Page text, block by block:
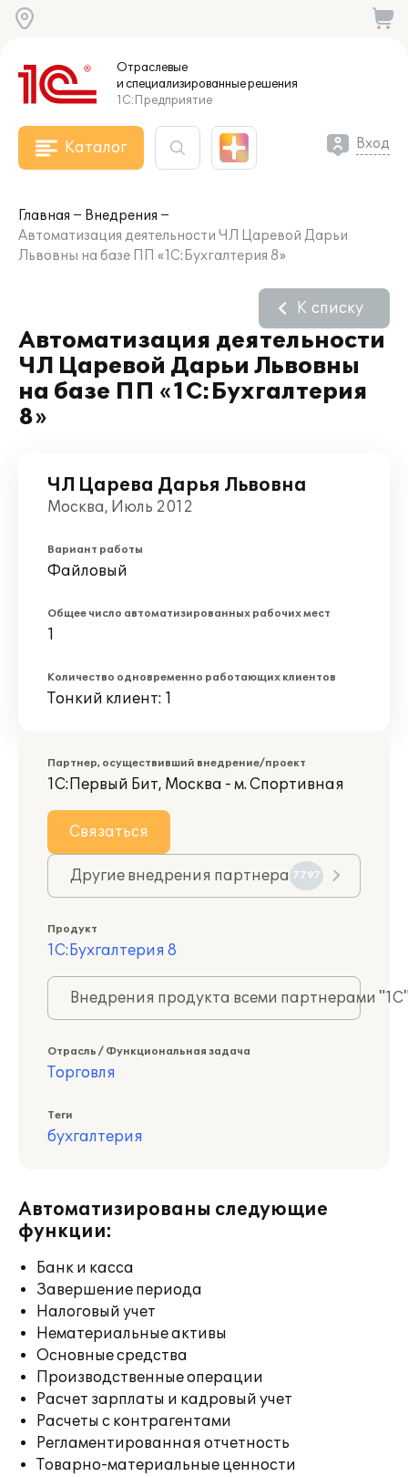
Отраслевые
и специализированныерешения
1С:Предприятие
Каталог Вход
Главная
Внедрения
Автоматизация деятельности ЧЛ Царевой Дарьи
Львовны на базе ПП «1С:Бухгалтерия 8»
Автоматизация деятельности
ЧЛ Царевой Дарьи Львовны
на базе ПП «1С:Бухгалтерия
8»
К списку
ЧЛ Царева Дарья Львовна
Москва, Июль 2012
Вариант работы
Файловый
Общее число автоматизированных рабочих мест
1
Количество одновременно работающих клиентов
Тонкий клиент: 1
Партнер, осуществивший внедрение/проект
1С:Первый Бит, Москва - м. Спортивная
Связаться
Другие внедрения партнера 7797
Продукт
1С:Бухгалтерия 8
Внедрения продукта всеми партнерами
Отрасль / Функциональная задача
Торговля
Теги
бухгалтерия
Автоматизированы следующие
функции:
Банк и касса
Завершение периода
Налоговый учет
Нематериальные активы
Основные средства
Производственные операции
Расчет зарплаты и кадровый учет
Расчеты с контрагентами
Регламентированная отчетность
Товарно-материальные ценности